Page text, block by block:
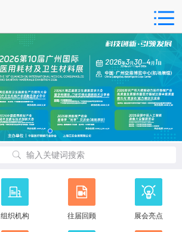
输入关键词搜索
组织机构 往届回顾 展会亮点